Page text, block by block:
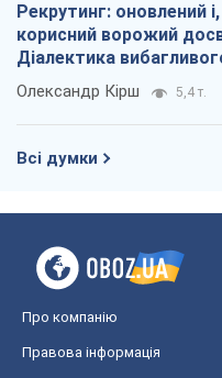
Рекрутинг: оновлений
корисний ворожий
Діалектика
Олександр Кірш 5,4 т.
Всі думки
Про компанію
Правова інформація